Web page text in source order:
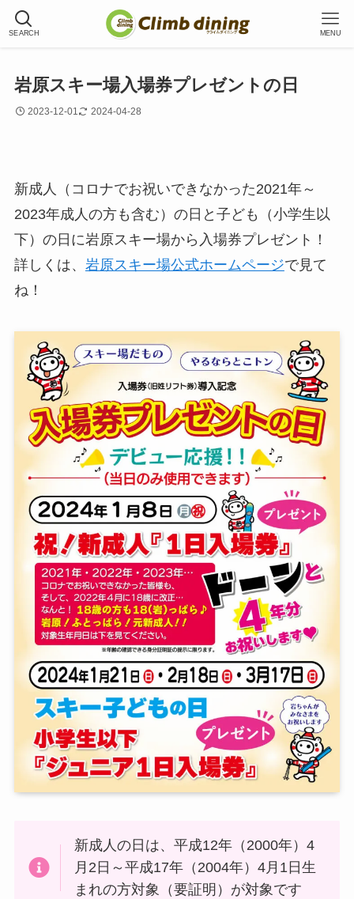
SEARCH MENU
岩原スキー場入場券プレゼントの日
2023-12-01 2024-04-28
新成人（コロナでお祝いできなかった2021年～
2023年成人の方も含む）の日と子ども（小学生以
下）の日に岩原スキー場から入場券プレゼント！
詳しくは、 岩原スキー場公式ホームページで見て
ね！
新成人の日は、平成12年（2000年）4
月2日～平成17年（2004年）4月1日生
まれの方対象（要証明）が対象です